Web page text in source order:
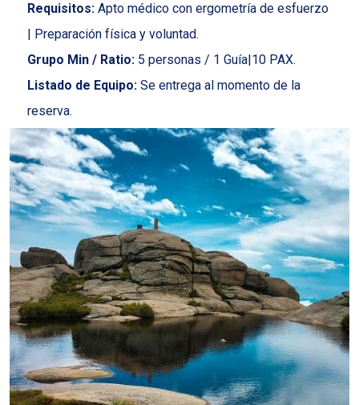
Requisitos: Apto médico con ergometría de esfuerzo
| Preparación física y voluntad.
Grupo Min / Ratio: 5 personas / 1 Guía|10 PAX.
Listado de Equipo: Se entrega al momento de la
reserva.